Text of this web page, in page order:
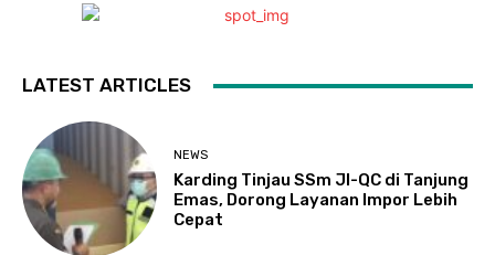
LATEST ARTICLES
NEWS
Karding Tinjau SSm JI-QC di Tanjung
Emas, Dorong Layanan Impor Lebih
Cepat